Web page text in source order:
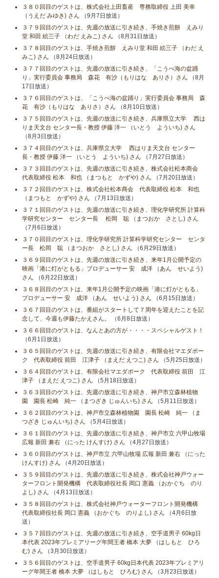
３８０回目のゲストは、株式会社上田畜産 専務取締役 上田 美幸
（うえだ みゆき) さん （9月7日放送）
３７９回目のゲストは、先週の放送に引き続き、手焼き煎餅 えみり
堂 和田 絵三子 （わだ えみこ) さん （8月31日放送）
３７８回目のゲストは、手焼き煎餅 えみり堂 和田 絵三子 （わだ え
みこ) さん （8月24日放送）
３７７回目のゲストは、先週の放送に引き続き、「こうべ海の盆踊
り」実行委員会 事務局 森花 有沙（もりはな ありさ）さん （8月
17日放送）
３７６回目のゲストは、「こうべ海の盆踊り」実行委員会 事務局 森
花 有沙（もりはな ありさ）さん （8月10日放送）
３７５回目のゲストは、先週の放送に引き続き、兵庫県立大学 西は
りま天文台 センター長・教授 伊藤 洋一 （いとう よういち) さん
（8月3日放送）
３７４回目のゲストは、兵庫県立大学 西はりま天文台 センター
長・教授 伊藤 洋一 （いとう よういち) さん （7月27日放送）
３７３回目のゲストは、先週の放送に引き続き、株式会社松本商会
代表取締役 松本 和也 （まつもと かずや) さん （7月20日放送）
３７２回目のゲストは、株式会社松本商会 代表取締役 松本 和也
（まつもと かずや) さん （7月13日放送）
３７１回目のゲストは、先週の放送に引き続き、理化学研究所 計算科
学研究センター センター長 松岡 聡 （まつおか さとし) さん
（7月6日放送）
３７０回目のゲストは、理化学研究所 計算科学研究センター センタ
ー長 松岡 聡 （まつおか さとし) さん （6月29日放送）
３６９回目のゲストは、先週の放送に引き続き、来年1月公開予定の
映画「港に灯がともる」プロデューサー 安 成洋 （あん せいよう)
さん （6月22日放送）
３６８回目のゲストは、来年1月公開予定の映画「港に灯がともる」
プロデューサー 安 成洋 （あん せいよう) さん （6月15日放送）
３６７回目のゲストは、番組がスタートして７周年を迎えたことを記
念して、今週も伊藤たかえさん。
（6月8日放送）
３６６回目のゲストは、なんとあの方が・・・・スペシャルゲスト！
（6月1日放送）
３６５回目のゲストは、先週の放送に引き続き、有限会社マエダポー
ク 代表取締役 前田 江津子 （まえだ えつこ) さん （5月25日放送）
３６４回目のゲストは、有限会社マエダポーク 代表取締役 前田 江
津子 （まえだ えつこ) さん （5月18日放送）
３６３回目のゲストは、先週の放送に引き続き、神戸市立森林植物
園 園長 松崎 純一 （まつざき じゅんいち) さん （5月11日放送）
３６２回目のゲストは、神戸市立森林植物園 園長 松崎 純一 （ま
つざき じゅんいち) さん （5月4日放送）
３６１回目のゲストは、先週の放送に引き続き、神戸市立 六甲山牧場
広報 新田 兼右 （にった けんすけ) さん （4月27日放送）
３６０回目のゲストは、神戸市立 六甲山牧場 広報 新田 兼右 （にった
けんすけ) さん （4月20日放送）
３５９回目のゲストは、先週の放送に引き続き、株式会社神戸ウォー
ターフロント開発機構 代表取締役社長 岡口 憲義 （おかぐち のり
よし) さん （4月13日放送）
３５８回目のゲストは、株式会社神戸ウォーターフロント開発機構
代表取締役社長 岡口 憲義 （おかぐち のりよし) さん （4月6日放
送）
３５７回目のゲストは、先週の放送に引き続き、空手道男子 60kg日
本代表 2023年プレミアリーグ年間王者 橋本 大夢 （はしもと ひろ
む) さん （3月30日放送）
３５６回目のゲストは、空手道男子 60kg日本代表 2023年プレミアリ
ーグ年間王者 橋本 大夢 （はしもと ひろむ) さん （3月23日放送）